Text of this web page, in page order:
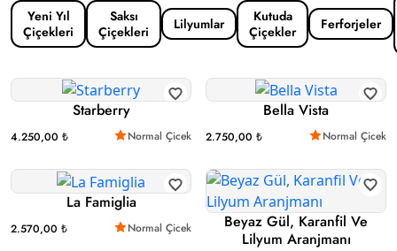
Yeni Yıl
Çiçekleri
Saksı
Çiçekleri
Lilyumlar
Kutuda
Çiçekler
Ferforjeler
Starberry
4.250,00 ₺ Normal Çicek
Bella Vista
2.750,00 ₺ Normal Çicek
La Famiglia
2.570,00 ₺ Normal Çicek
Beyaz Gül, Karanfil Ve
Lilyum Aranjmanı